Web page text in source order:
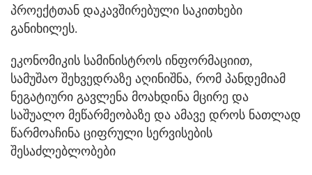
პროექტთან დაკავშირებული საკითხები
განიხილეს.
ეკონომიკის სამინისტროს ინფორმაციით,
სამუშაო შეხვედრაზე აღინიშნა, რომ პანდემიამ
ნეგატიური გავლენა მოახდინა მცირე და
საშუალო მეწარმეობაზე და ამავე დროს ნათლად
წარმოაჩინა ციფრული სერვისების
შესაძლებლობები